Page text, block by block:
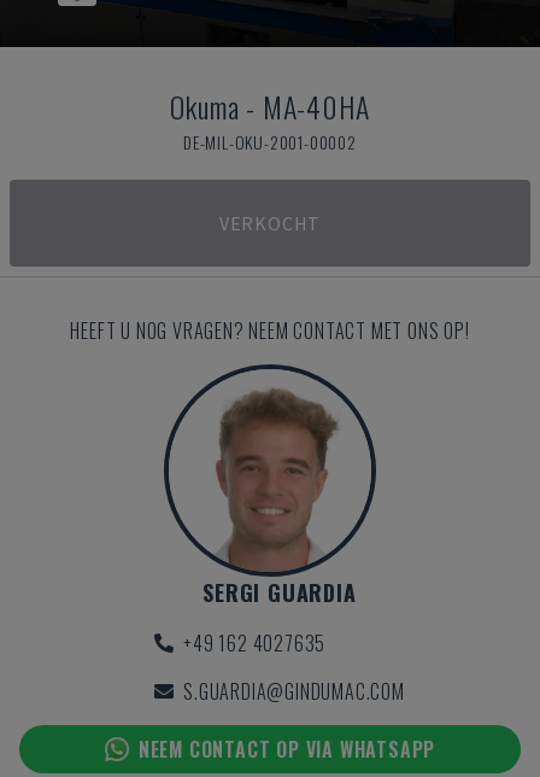
Okuma - MA-40HA
DE-MIL-OKU-2001-00002
VERKOCHT
HEEFT U NOG VRAGEN? NEEM CONTACT MET ONS OP!
SERGI GUARDIA
+49 162 4027635
S.GUARDIA@GINDUMAC.COM
NEEM CONTACT OP VIA WHATSAPP